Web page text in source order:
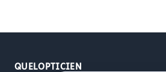
QUELOPTICIEN